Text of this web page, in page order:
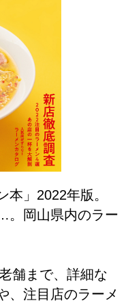
」2022年版。
。岡山県内のラー
舗まで、詳細な
、注目店のラーメ